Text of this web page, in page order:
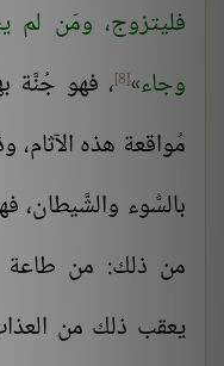
فليتزوج، ومَن لم
وجاء [8] ، فهو جُنَّة
مُواقعة هذه الآثام،
بالسُّوء والشَّيطان،
من ذلك: من طاعة
يعقب ذلك من